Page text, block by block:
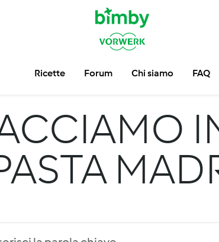
Ricette Forum Chi siamo FAQ